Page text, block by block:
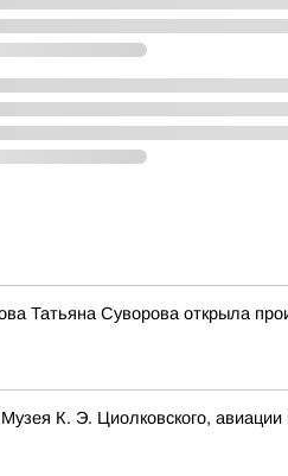
Татьяна Суворова открыла
К. Э. Циолковского,